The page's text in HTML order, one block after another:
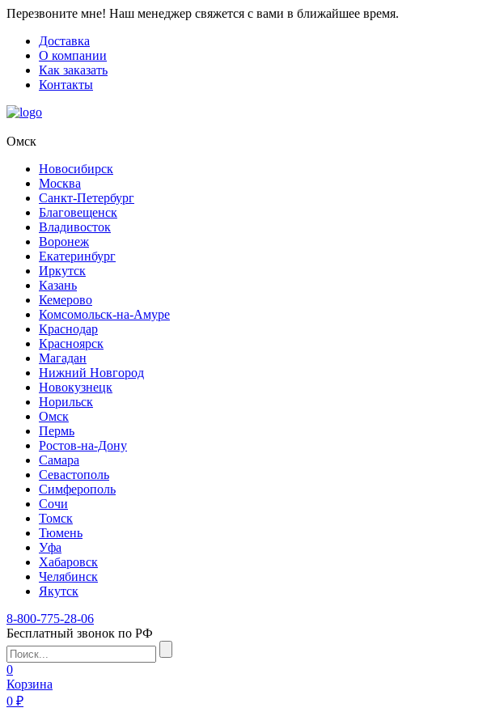
Перезвоните мне! Наш менеджер свяжется с вами в ближайшее время.
Доставка
О компании
Как заказать
Контакты
Омск
Новосибирск
Москва
Санкт-Петербург
Благовещенск
Владивосток
Воронеж
Екатеринбург
Иркутск
Казань
Кемерово
Комсомольск-на-Амуре
Краснодар
Красноярск
Магадан
Нижний Новгород
Новокузнецк
Норильск
Омск
Пермь
Ростов-на-Дону
Самара
Севастополь
Симферополь
Сочи
Томск
Тюмень
Уфа
Хабаровск
Челябинск
Якутск
8-800-775-28-06
Бесплатный звонок по РФ
0
Корзина
0 ₽